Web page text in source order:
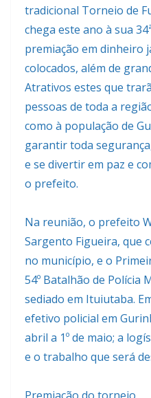
tradicional Torneio de
chega este ano à sua
premiação em dinheiro
colocados, além de
Atrativos estes que
pessoas de toda a
como à população de
garantir toda
e se divertir em paz e
o prefeito.
Na reunião, o prefeito
Sargento Figueira, que
no município, e o
54º Batalhão de Polícia
sediado em Ituiutaba.
efetivo policial em
abril a 1º de maio; a
e o trabalho que será